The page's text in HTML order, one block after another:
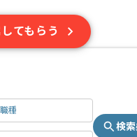
てもらう
職種
検